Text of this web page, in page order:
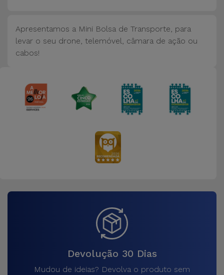
Bicicleta
Computador
Acessórios
Ver
Apresentamos a Mini Bolsa de Transporte, para
levar o seu drone, telemóvel, câmara de ação ou
cabos!
Devolução 30 Dias
Mudou de ideias? Devolva o produto sem